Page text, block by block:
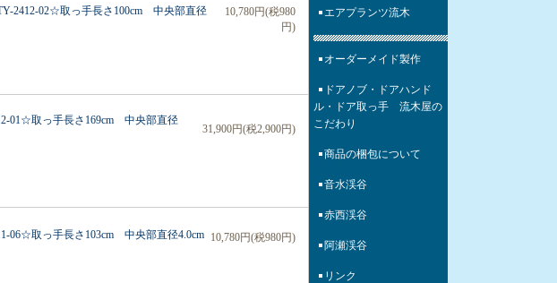
2412-02☆取っ手長さ100cm 中央部直径
10,780円(税980
円)
01☆取っ手長さ169cm 中央部直径
31,900円(税2,900円)
取っ手長さ103cm 中央部直径4.0cm 10,780円(税980円)
エアプランツ流木
オーダーメイド製作
ドアノブ・ドアハンド
ル・ドア取っ手 流木屋の
こだわり
商品の梱包について
音水渓谷
赤西渓谷
阿瀬渓谷
リンク